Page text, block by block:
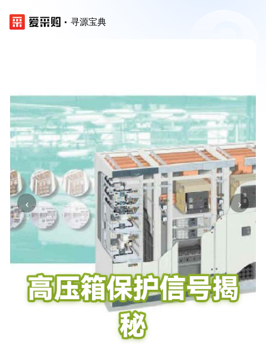
寻源宝典
‹ ›